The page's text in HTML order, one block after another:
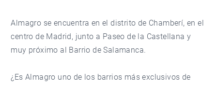
Almagro se encuentra en el distrito de Chamberí, en el
centro de Madrid, junto a Paseo de la Castellana y
muy próximo al Barrio de Salamanca.
¿Es Almagro uno de los barrios más exclusivos de